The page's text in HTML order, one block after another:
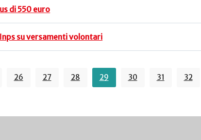
di 550 euro
su versamenti volontari
26 27 28 29 30 31 32